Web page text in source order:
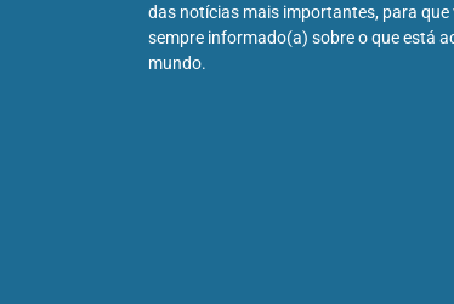
das notícias mais importantes, para que
sempre informado(a) sobre o que está
mundo.